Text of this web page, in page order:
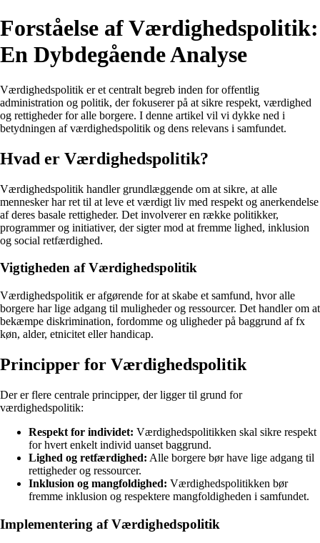
Forståelse af Værdighedspolitik:
En Dybdegående Analyse
Værdighedspolitik er et centralt begreb inden for offentlig
administration og politik, der fokuserer på at sikre respekt, værdighed
og rettigheder for alle borgere. I denne artikel vil vi dykke ned i
betydningen af værdighedspolitik og dens relevans i samfundet.
Hvad er Værdighedspolitik?
Værdighedspolitik handler grundlæggende om at sikre, at alle
mennesker har ret til at leve et værdigt liv med respekt og anerkendelse
af deres basale rettigheder. Det involverer en række politikker,
programmer og initiativer, der sigter mod at fremme lighed, inklusion
og social retfærdighed.
Vigtigheden af Værdighedspolitik
Værdighedspolitik er afgørende for at skabe et samfund, hvor alle
borgere har lige adgang til muligheder og ressourcer. Det handler om at
bekæmpe diskrimination, fordomme og uligheder på baggrund af fx
køn, alder, etnicitet eller handicap.
Principper for Værdighedspolitik
Der er flere centrale principper, der ligger til grund for
værdighedspolitik:
Respekt for individet: Værdighedspolitikken skal sikre respekt
for hvert enkelt individ uanset baggrund.
Lighed og retfærdighed: Alle borgere bør have lige adgang til
rettigheder og ressourcer.
Inklusion og mangfoldighed: Værdighedspolitikken bør
fremme inklusion og respektere mangfoldigheden i samfundet.
Implementering af Værdighedspolitik